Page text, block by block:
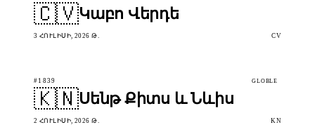
🇨🇻Կաբո Վերդե
3 ՀՈՒԼԻՍԻ, 2026 Թ. CV
#1839 GLOBLE
🇰🇳Սենթ Քիտս և Նևիս
2 ՀՈՒԼԻՍԻ, 2026 Թ. KN